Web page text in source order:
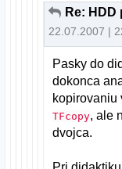
Re:
22.07.2007 |
Pasky do
dokonca
TFcopy, ale
dvojca.